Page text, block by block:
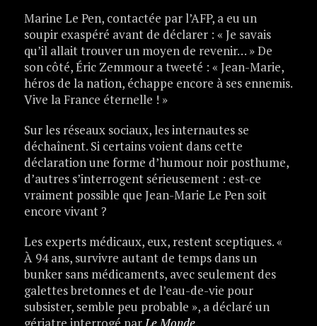
Marine Le Pen, contactée par l’AFP, a eu un
soupir exaspéré avant de déclarer : « Je savais
qu’il allait trouver un moyen de revenir… » De
son côté, Éric Zemmour a tweeté : « Jean-Marie,
héros de la nation, échappe encore à ses ennemis.
Vive la France éternelle ! »
Sur les réseaux sociaux, les internautes se
déchaînent. Si certains voient dans cette
déclaration une forme d’humour noir posthume,
d’autres s’interrogent sérieusement : est-ce
vraiment possible que Jean-Marie Le Pen soit
encore vivant ?
Les experts médicaux, eux, restent sceptiques. «
À 94 ans, survivre autant de temps dans un
bunker sans médicaments, avec seulement des
galettes bretonnes et de l’eau-de-vie pour
subsister, semble peu probable », a déclaré un